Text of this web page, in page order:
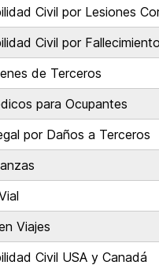
Civil por Lesiones
Civil por Fallecimiento
de Terceros
para Ocupantes
por Daños a Terceros
Viajes
Civil USA y Canadá